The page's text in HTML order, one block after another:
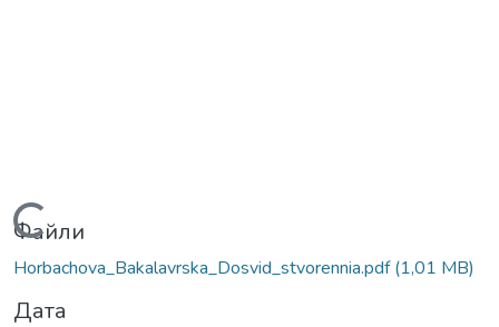
Вантажиться...
Файли
Horbachova_Bakalavrska_Dosvid_stvorennia.pdf(1,01 MB)
Дата